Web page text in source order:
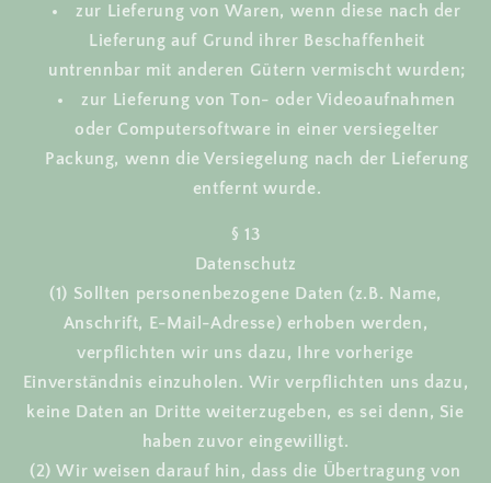
zur Lieferung von Waren, wenn diese nach der
Lieferung auf Grund ihrer Beschaffenheit
untrennbar mit anderen Gütern vermischt wurden;
zur Lieferung von Ton- oder Videoaufnahmen
oder Computersoftware in einer versiegelter
Packung, wenn die Versiegelung nach der Lieferung
entfernt wurde.
§ 13
Datenschutz
(1) Sollten personenbezogene Daten (z.B. Name,
Anschrift, E-Mail-Adresse) erhoben werden,
verpflichten wir uns dazu, Ihre vorherige
Einverständnis einzuholen. Wir verpflichten uns dazu,
keine Daten an Dritte weiterzugeben, es sei denn, Sie
haben zuvor eingewilligt.
(2) Wir weisen darauf hin, dass die Übertragung von